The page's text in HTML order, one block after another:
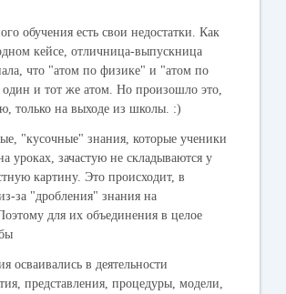
обучения есть свои недостатки. Как
кейсе, отличница-выпускница
что "атом по физике" и "атом по
и тот же атом. Но произошло это,
только на выходе из школы. :)
"кусочные" знания, которые ученики
уроках, зачастую не складываются у
картину. Это происходит, в
за "дробления" знания на
для их объединения в целое
осваивались в деятельности
представления, процедуры, модели,